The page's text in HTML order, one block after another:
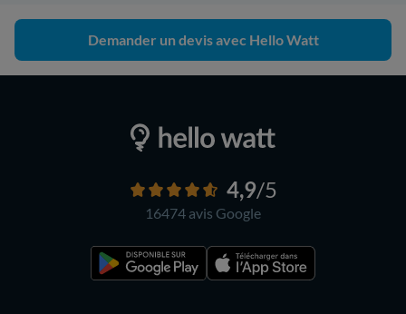
Demander un devis avec Hello Watt
4,9/5
16474 avis Google